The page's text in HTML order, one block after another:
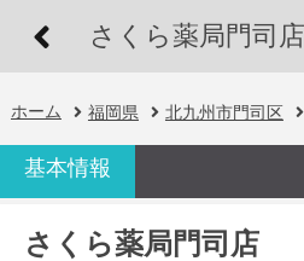
さくら薬局門司店
ホーム 福岡県 北九州市門司区
基本情報
さくら薬局門司店